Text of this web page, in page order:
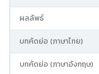
ผลลัพธ์
บทคัดย่อ (ภาษาไทย)
บทคัดย่อ (ภาษาอังกฤษ)